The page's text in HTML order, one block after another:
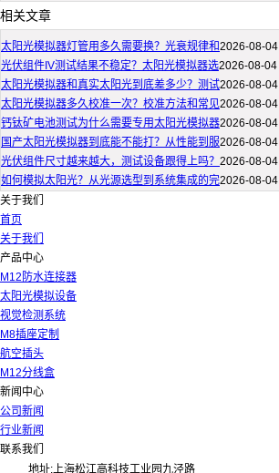
相关文章
太阳光模拟器灯管用多久需要换？光衰规律和2026-08-04
光伏组件IV测试结果不稳定？太阳光模拟器选2026-08-04
太阳光模拟器和真实太阳光到底差多少？测试2026-08-04
太阳光模拟器多久校准一次？校准方法和常见2026-08-04
钙钛矿电池测试为什么需要专用太阳光模拟器2026-08-04
国产太阳光模拟器到底能不能打？从性能到服2026-08-04
光伏组件尺寸越来越大，测试设备跟得上吗？ 2026-08-04
如何模拟太阳光？从光源选型到系统集成的完2026-08-04
关于我们
首页
关于我们
产品中心
M12防水连接器
太阳光模拟设备
视觉检测系统
M8插座定制
航空插头
M12分线盒
新闻中心
公司新闻
行业新闻
联系我们
地址:上海松江高科技工业园九泾路